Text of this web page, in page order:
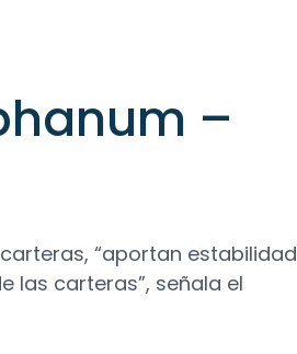
–
“aportan estabilidad
las carteras”, señala el